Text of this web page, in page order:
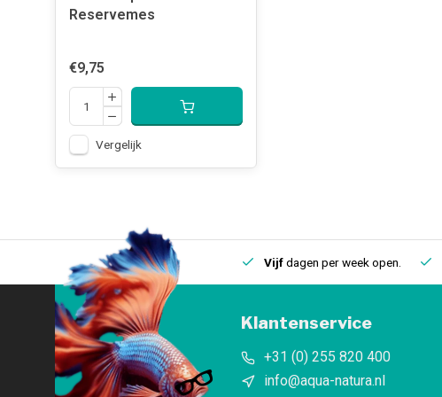
Reservemes
€9,75
Vergelijk
Eenfysieke winkelin IJmuiden Vijfdagen per week open.
Klantenservice
+31 (0) 255 820 400
info@aqua-natura.nl